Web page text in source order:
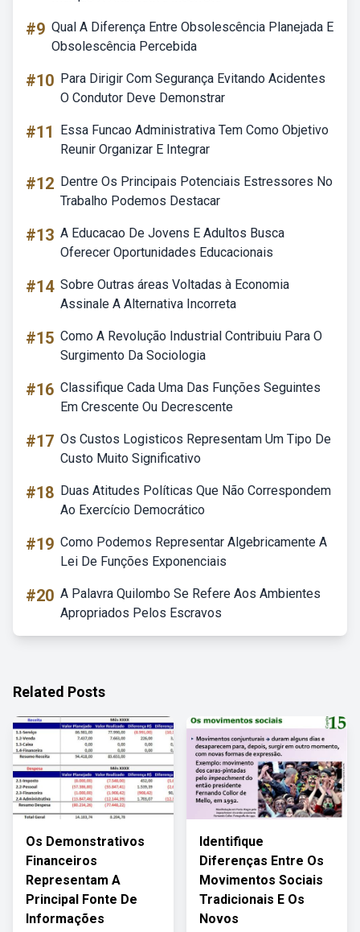
#9 Qual A Diferença Entre Obsolescência Planejada E
Obsolescência Percebida
#10 Para Dirigir Com Segurança Evitando Acidentes
O Condutor Deve Demonstrar
#11
Essa Funcao Administrativa Tem Como Objetivo
Reunir Organizar E Integrar
#12 Dentre Os Principais Potenciais Estressores No
Trabalho Podemos Destacar
#13 A Educacao De Jovens E Adultos Busca
Oferecer Oportunidades Educacionais
#14 Sobre Outras áreas Voltadas à Economia
Assinale A Alternativa Incorreta
#15 Como A Revolução Industrial Contribuiu Para O
Surgimento Da Sociologia
#16 Classifique Cada Uma Das Funções Seguintes
Em Crescente Ou Decrescente
#17 Os Custos Logisticos Representam Um Tipo De
Custo Muito Significativo
#18 Duas Atitudes Políticas Que Não Correspondem
Ao Exercício Democrático
#19 Como Podemos Representar Algebricamente A
Lei De Funções Exponenciais
#20 A Palavra Quilombo Se Refere Aos Ambientes
Apropriados Pelos Escravos
Related Posts
Os Demonstrativos
Financeiros
Representam A
Principal Fonte De
Informações
Identifique
Diferenças Entre Os
Movimentos Sociais
Tradicionais E Os
Novos